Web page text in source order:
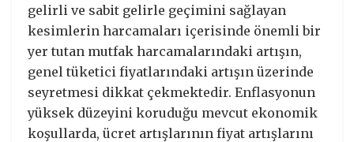
gelirli ve sabit gelirle geçimini sağlayan
kesimlerin harcamaları içerisinde önemli bir
yer tutan mutfak harcamalarındaki artışın,
genel tüketici fiyatlarındaki artışın üzerinde
seyretmesi dikkat çekmektedir. Enflasyonun
yüksek düzeyini koruduğu mevcut ekonomik
koşullarda, ücret artışlarının fiyat artışlarını